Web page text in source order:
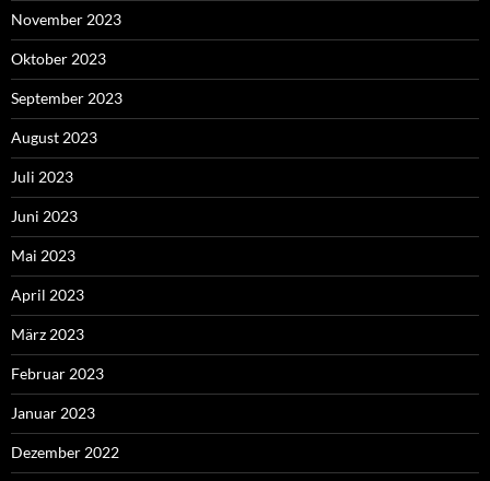
November 2023
Oktober 2023
September 2023
August 2023
Juli 2023
Juni 2023
Mai 2023
April 2023
März 2023
Februar 2023
Januar 2023
Dezember 2022